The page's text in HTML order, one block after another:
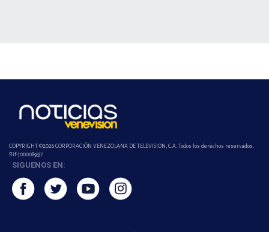
COPYRIGHT ©2026 CORPORACIÓN VENEZOLANA DE TELEVISION, C.A. Todos los derechos reservados.
Rif-j000089337
SIGUENOS EN: